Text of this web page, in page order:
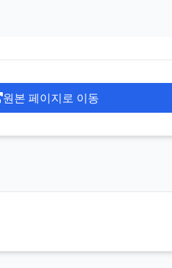
원본 페이지로 이동